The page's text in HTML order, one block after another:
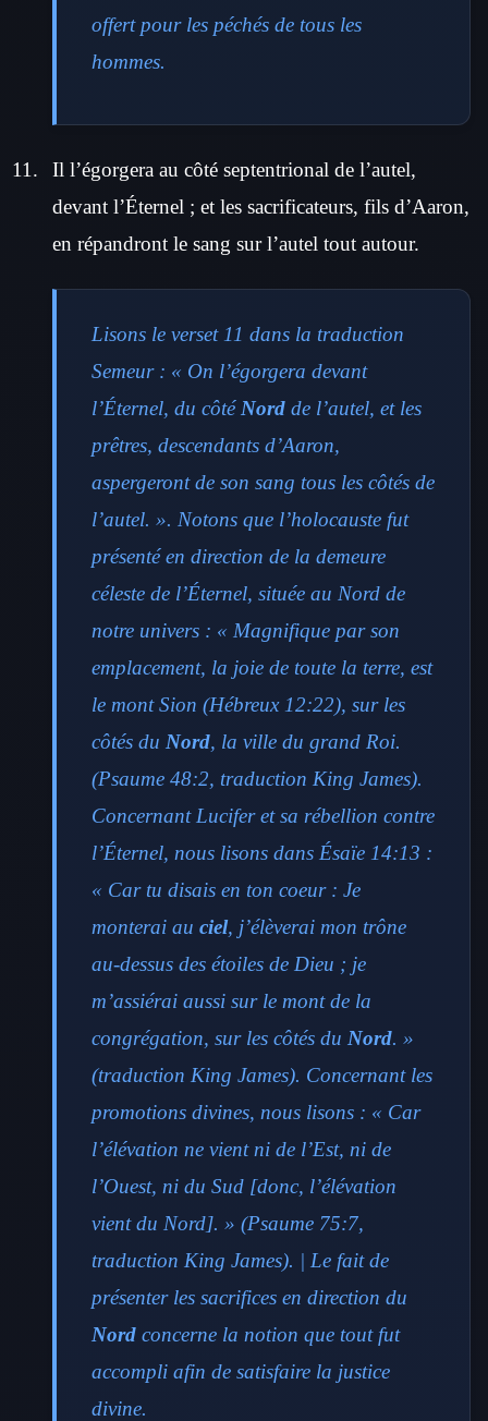
offert pour les péchés de tous les
hommes.
Il l’égorgera au côté septentrional de l’autel,
devant l’Éternel ; et les sacrificateurs, fils d’Aaron,
en répandront le sang sur l’autel tout autour.
Lisons le verset 11 dans la traduction
Semeur : « On l’égorgera devant
l’Éternel, du côté Nord de l’autel, et les
prêtres, descendants d’Aaron,
aspergeront de son sang tous les côtés de
l’autel. ». Notons que l’holocauste fut
présenté en direction de la demeure
céleste de l’Éternel, située au Nord de
notre univers : « Magnifique par son
emplacement, la joie de toute la terre, est
le mont Sion (Hébreux 12:22), sur les
côtés du Nord, la ville du grand Roi.
(Psaume 48:2, traduction King James).
Concernant Lucifer et sa rébellion contre
l’Éternel, nous lisons dans Ésaïe 14:13 :
« Car tu disais en ton coeur : Je
monterai au ciel, j’élèverai mon trône
au-dessus des étoiles de Dieu ; je
m’assiérai aussi sur le mont de la
congrégation, sur les côtés du Nord. »
(traduction King James). Concernant les
promotions divines, nous lisons : « Car
l’élévation ne vient ni de l’Est, ni de
l’Ouest, ni du Sud [donc, l’élévation
vient du Nord]. » (Psaume 75:7,
traduction King James). | Le fait de
présenter les sacrifices en direction du
Nord concerne la notion que tout fut
accompli afin de satisfaire la justice
divine.